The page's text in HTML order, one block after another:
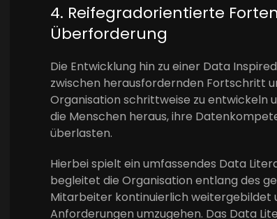
4. Reifegradorientierte
Überforderung
Die Entwicklung hin zu einer Data
zwischen herausfordernden Fortschritt
Organisation schrittweise zu entwickeln
die Menschen heraus, ihre
überlasten.
Hierbei spielt ein umfassendes Data
begleitet die Organisation entlang des
Mitarbeiter kontinuierlich
Anforderungen umzugehen. Das Data